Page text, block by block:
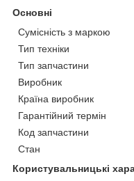
Основні
Сумісність з маркою
Тип техніки
Тип запчастини
Виробник
Країна виробник
Гарантійний термін
Код запчастини
Стан
Користувальницькі